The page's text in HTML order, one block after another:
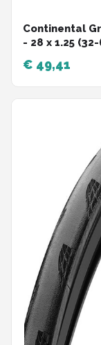
Continental
- 28 x 1.25
€ 49,41